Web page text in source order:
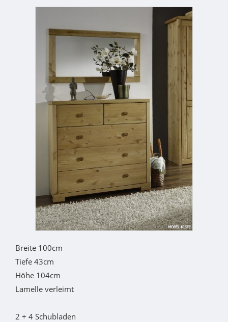
Breite 100cm
Tiefe 43cm
Höhe 104cm
Lamelle verleimt
2 + 4 Schubladen